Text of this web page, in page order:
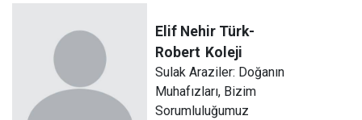
Elif Nehir Türk-
Robert Koleji
Sulak Araziler: Doğanın
Muhafızları, Bizim
Sorumluluğumuz